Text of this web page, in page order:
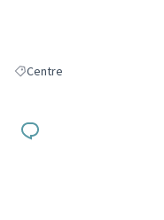
Resultats en filtrar per:
Centre